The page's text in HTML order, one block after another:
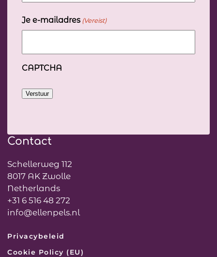
Je e-mailadres (Vereist)
CAPTCHA
Verstuur
Contact
Schellerweg 112
8017 AK Zwolle
Netherlands
+31 6 516 48 272
info@ellenpels.nl
Privacybeleid
Cookie Policy (EU)